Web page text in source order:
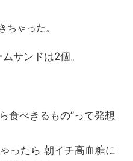
ゃった。
サンドは2個。
食べきるもの”って発想
ったら 朝イチ高血糖に